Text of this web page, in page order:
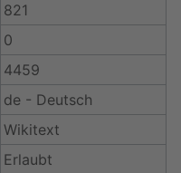
821
0
4459
de - Deutsch
Wikitext
Erlaubt